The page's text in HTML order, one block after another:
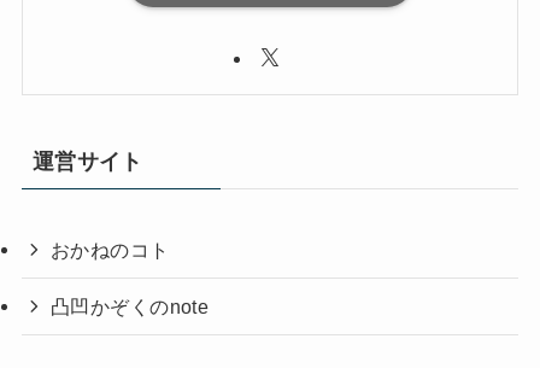
運営サイト
おかねのコト
凸凹かぞくのnote